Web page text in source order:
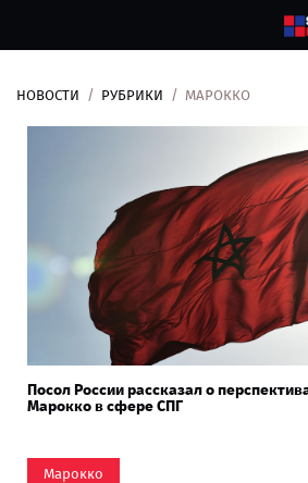
нас
НОВОСТИ РУБРИКИ МАРОККО
Посол России рассказал о
Марокко в сфере СПГ
Марокко